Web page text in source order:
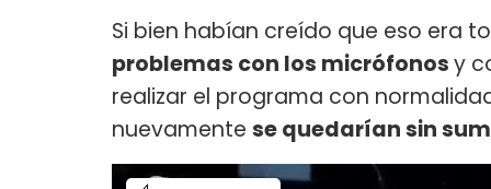
Si bien habían creído que eso era
problemas con los micrófonosy
realizar el programa con
nuevamente se quedarían sin